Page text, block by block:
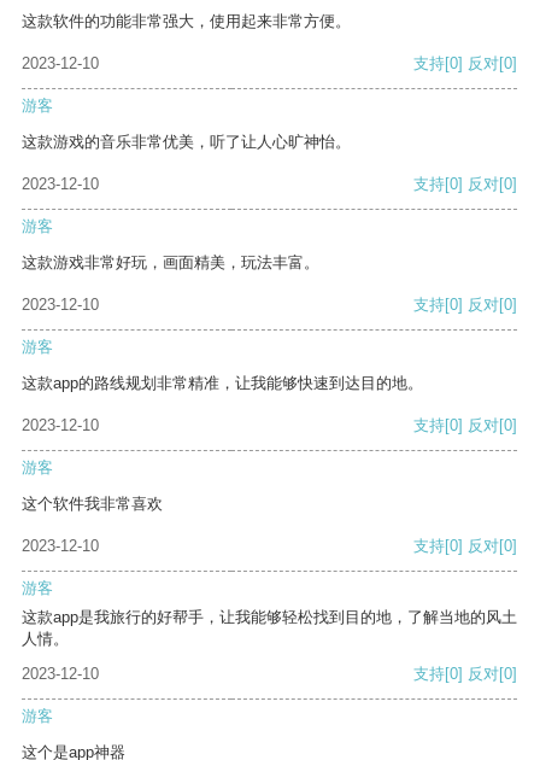
这款软件的功能非常强大，使用起来非常方便。
2023-12-10 支持[0] 反对[0]
游客
这款游戏的音乐非常优美，听了让人心旷神怡。
2023-12-10 支持[0] 反对[0]
游客
这款游戏非常好玩，画面精美，玩法丰富。
2023-12-10 支持[0] 反对[0]
游客
这款app的路线规划非常精准，让我能够快速到达目的地。
2023-12-10 支持[0] 反对[0]
游客
这个软件我非常喜欢
2023-12-10 支持[0] 反对[0]
游客
这款app是我旅行的好帮手，让我能够轻松找到目的地，了解当地的风土
人情。
2023-12-10
支持[0] 反对[0]
游客
这个是app神器